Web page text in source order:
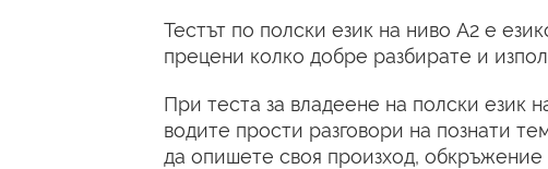
Тестът по полски език на ниво А2 е
прецени колко добре разбирате и
При теста за владеене на полски език
водите прости разговори на познати
да опишете своя произход,